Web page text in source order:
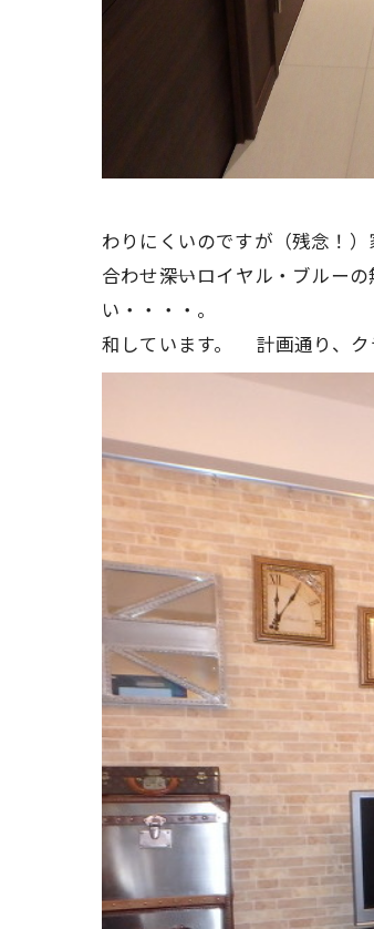
写真
わりにくいのですが（残念！
合わせ――深いロイヤル・ブルー
い・・・
和しています。
計画通り、